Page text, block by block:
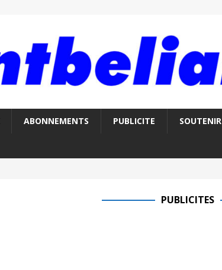
ABONNEMENTS PUBLICITE SOUTENIR
PUBLICITES